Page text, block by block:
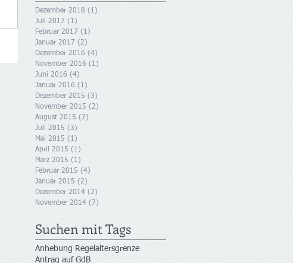
Dezember 2018 (1)
Juli 2017 (1)
Februar 2017 (1)
Januar 2017 (2)
Dezember 2016 (4)
November 2016 (1)
Juni 2016 (4)
Januar 2016 (1)
Dezember 2015 (3)
November 2015 (2)
August 2015 (2)
Juli 2015 (3)
Mai 2015 (1)
April 2015 (1)
März 2015 (1)
Februar 2015 (4)
Januar 2015 (2)
Dezember 2014 (2)
November 2014 (7)
Suchen mit Tags
Anhebung Regelaltersgrenze
Antrag auf GdB